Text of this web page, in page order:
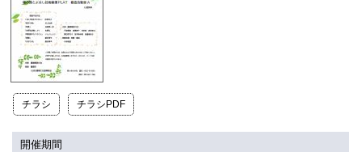
チラシ チラシPDF
開催期間
チケット・座席表・鑑賞サポートなど
施設の利用について
関連団体・施設